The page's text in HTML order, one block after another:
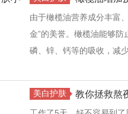
由于橄榄油营养成分丰富
金”的美誉。橄榄油能够
磷、锌、钙等的吸收，减
美白护肤 教你拯救熬